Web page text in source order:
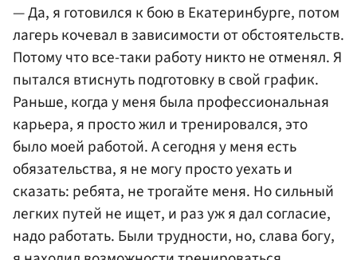
— Да, я готовился к бою в Екатеринбурге, потом
лагерь кочевал в зависимости от обстоятельств.
Потому что все-таки работу никто не отменял. Я
пытался втиснуть подготовку в свой график.
Раньше, когда у меня была профессиональная
карьера, я просто жил и тренировался, это
было моей работой. А сегодня у меня есть
обязательства, я не могу просто уехать и
сказать: ребята, не трогайте меня. Но сильный
легких путей не ищет, и раз уж я дал согласие,
надо работать. Были трудности, но, слава богу,